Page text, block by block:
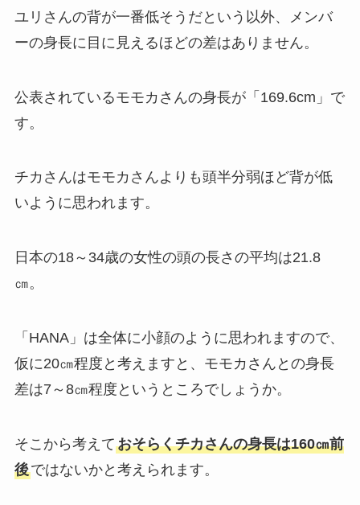
ユリさんの背が一番低そうだという以外、メンバ
ーの身長に目に見えるほどの差はありません。
公表されているモモカさんの身長が「169.6cm」で
す。
チカさんはモモカさんよりも頭半分弱ほど背が低
いように思われます。
日本の18～34歳の女性の頭の長さの平均は21.8
㎝。
「HANA」は全体に小顔のように思われますので、
仮に20㎝程度と考えますと、モモカさんとの身長
差は7～8㎝程度というところでしょうか。
そこから考えておそらくチカさんの身長は160㎝前
後ではないかと考えられます。